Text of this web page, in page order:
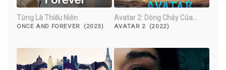
Từng Là Thiếu Niên
ONCE AND FOREVER (2023)
Avatar 2: Dòng Chảy Của
Nước
AVATAR 2 (2022)